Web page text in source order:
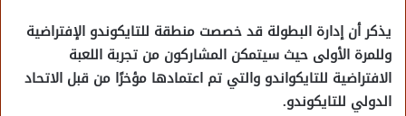
يذكر أن إدارة البطولة قد خصصت منطقة للتايكوندو الإفتراضية
وللمرة الأولى حيث سيتمكن المشاركون من تجربة اللعبة
الافتراضية للتايكواندو والتي تم اعتمادها مؤخرًا من قبل الاتحاد
الدولي للتايكوندو.